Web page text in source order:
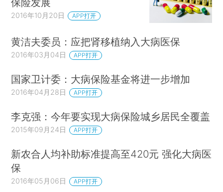
2016年10月20日 APP打开
黄洁夫委员：应把肾移植纳入大病医保
2016年03月04日 APP打开
国家卫计委：大病保险基金将进一步增加
2016年04月28日 APP打开
李克强：今年要实现大病保险城乡居民全覆盖
2015年09月24日 APP打开
新农合人均补助标准提高至420元 强化大病医
保
2016年05月06日 APP打开